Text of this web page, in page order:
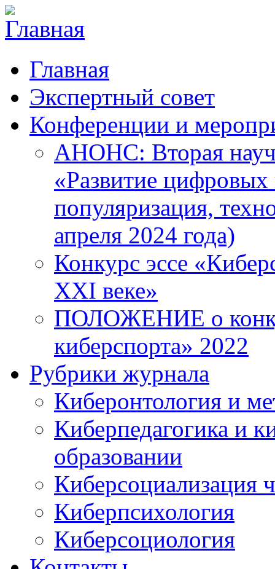
Главная
Экспертный совет
Конференции и
АНОНС: Вторая
«Развитие цифровых
популяризация,
апреля 2024 года)
Конкурс эссе
XXI веке»
ПОЛОЖЕНИЕ о
киберспорта» 2022
Рубрики журнала
Киберонтология и
Киберпедагогика и
образовании
Киберсоциализация
Киберпсихология
Киберсоциология